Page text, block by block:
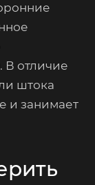
В отличие
штока
и занимает